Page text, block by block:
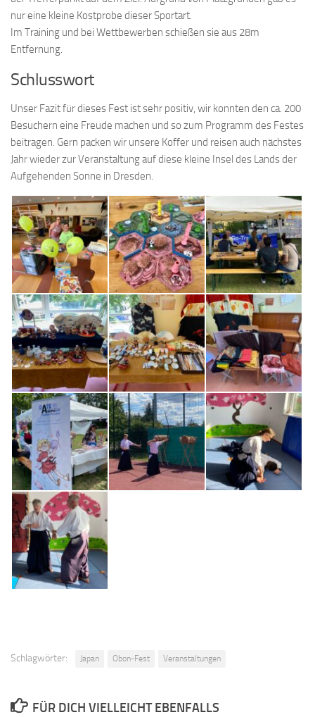
nur eine kleine Kostprobe dieser Sportart.
Im Training und bei Wettbewerben schießen sie aus 28m
Entfernung.
Schlusswort
Unser Fazit für dieses Fest ist sehr positiv, wir konnten den ca. 200
Besuchern eine Freude machen und so zum Programm des Festes
beitragen. Gern packen wir unsere Koffer und reisen auch nächstes
Jahr wieder zur Veranstaltung auf diese kleine Insel des Lands der
Aufgehenden Sonne in Dresden.
Schlagwörter: Japan Obon-Fest Veranstaltungen
FÜR DICH VIELLEICHT EBENFALLS